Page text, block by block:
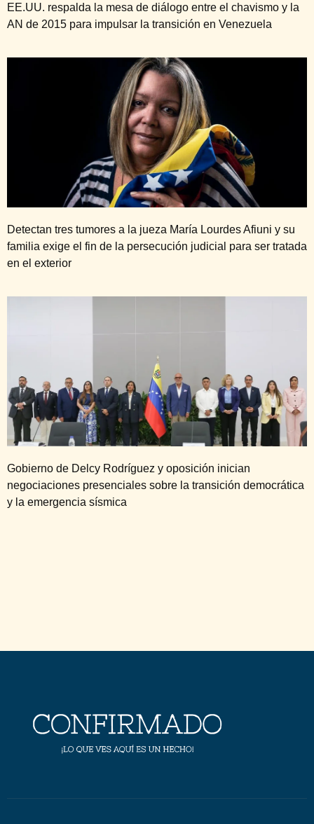
EE.UU. respalda la mesa de diálogo entre el chavismo y la
AN de 2015 para impulsar la transición en Venezuela
Detectan tres tumores a la jueza María Lourdes Afiuni y su
familia exige el fin de la persecución judicial para ser tratada
en el exterior
Gobierno de Delcy Rodríguez y oposición inician
negociaciones presenciales sobre la transición democrática
y la emergencia sísmica